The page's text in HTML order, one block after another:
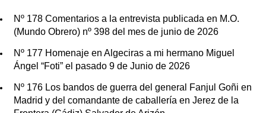
Nº 178 Comentarios a la entrevista publicada en M.O.
(Mundo Obrero) nº 398 del mes de junio de 2026
Nº 177 Homenaje en Algeciras a mi hermano Miguel
Ángel “Foti” el pasado 9 de Junio de 2026
Nº 176 Los bandos de guerra del general Fanjul Goñi en
Madrid y del comandante de caballería en Jerez de la